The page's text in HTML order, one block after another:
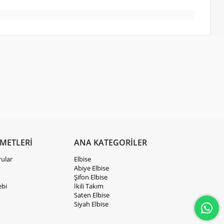
ANA KATEGORİLER
Elbise
Abiye Elbise
Şifon Elbise
İkili Takım
Saten Elbise
Siyah Elbise